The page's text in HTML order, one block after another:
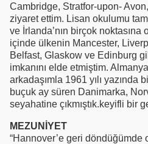
Cambridge, Stratfor-upon-
ziyaret ettim. Lisan okulumu
ve İrlanda’nın birçok
içinde ülkenin Mancester,
Belfast, Glaskow ve Edinburg
imkanını elde etmiştim.
arkadaşımla 1961 yılı yazında
buçuk ay süren Danimarka,
seyahatine çıkmıştık.keyifli bir
MEZUNİYET
“Hannover’e geri döndüğümde